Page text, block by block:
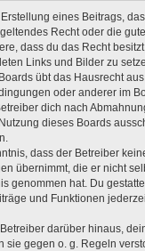
eines Beitrags,
Recht oder die
dass du das Recht
Links und Bilder zu
übt das Hausrecht
oder anderer im
dich nach
dieses Boards
dass der Betreiber
übernimmt, die er nicht
genommen hat. Du
und Funktionen
darüber hinaus,
sie gegen o. g. Regeln